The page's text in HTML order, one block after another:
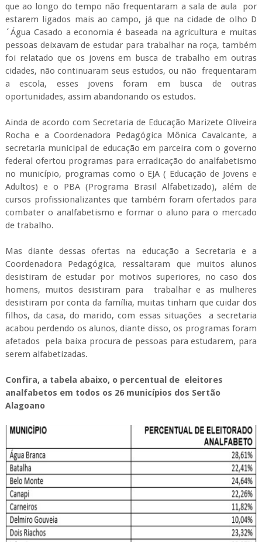
que ao longo do tempo não frequentaram a sala de aula por
estarem ligados mais ao campo, já que na cidade de olho D
´Água Casado a economia é baseada na agricultura e muitas
pessoas deixavam de estudar para trabalhar na roça, também
foi relatado que os jovens em busca de trabalho em outras
cidades, não continuaram seus estudos, ou não frequentaram
a escola, esses jovens foram em busca de outras
oportunidades, assim abandonando os estudos.
Ainda de acordo com Secretaria de Educação Marizete Oliveira
Rocha e a Coordenadora Pedagógica Mônica Cavalcante, a
secretaria municipal de educação em parceira com o governo
federal ofertou programas para erradicação do analfabetismo
no município, programas como o EJA ( Educação de Jovens e
Adultos) e o PBA (Programa Brasil Alfabetizado), além de
cursos profissionalizantes que também foram ofertados para
combater o analfabetismo e formar o aluno para o mercado
de trabalho.
Mas diante dessas ofertas na educação a Secretaria e a
Coordenadora Pedagógica, ressaltaram que muitos alunos
desistiram de estudar por motivos superiores, no caso dos
homens, muitos desistiram para trabalhar e as mulheres
desistiram por conta da família, muitas tinham que cuidar dos
filhos, da casa, do marido, com essas situações a secretaria
acabou perdendo os alunos, diante disso, os programas foram
afetados pela baixa procura de pessoas para estudarem, para
serem alfabetizadas.
Confira, a tabela abaixo, o percentual de eleitores
analfabetos em todos os 26 municípios dos Sertão
Alagoano